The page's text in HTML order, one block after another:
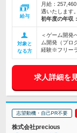
給与
月給：
遇いたします
初年度の年収：
対象と
なる方
＜ゲーム開発
ム開発（プロ
経験※フリー
求人詳細を
志望動機・自己PR不要
株式会社precious